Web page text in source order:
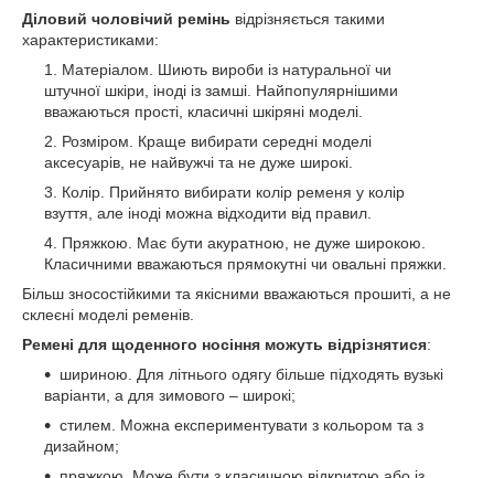
Діловий чоловічий ремінь відрізняється такими
характеристиками:
Матеріалом. Шиють вироби із натуральної чи
штучної шкіри, іноді із замші. Найпопулярнішими
вважаються прості, класичні шкіряні моделі.
Розміром. Краще вибирати середні моделі
аксесуарів, не найвужчі та не дуже широкі.
Колір. Прийнято вибирати колір ременя у колір
взуття, але іноді можна відходити від правил.
Пряжкою. Має бути акуратною, не дуже широкою.
Класичними вважаються прямокутні чи овальні пряжки.
Більш зносостійкими та якісними вважаються прошиті, а не
склеєні моделі ременів.
Ремені для щоденного носіння можуть відрізнятися:
шириною. Для літнього одягу більше підходять вузькі
варіанти, а для зимового – широкі;
стилем. Можна експериментувати з кольором та з
дизайном;